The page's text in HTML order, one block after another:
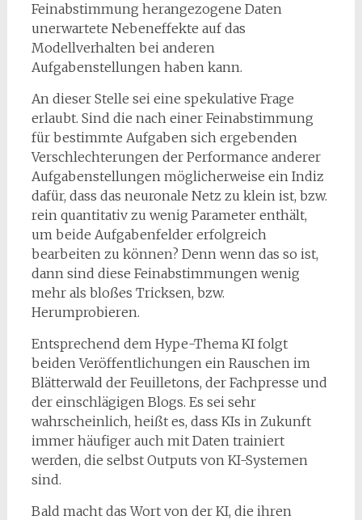
Feinabstimmung herangezogene Daten
unerwartete Nebeneffekte auf das
Modellverhalten bei anderen
Aufgabenstellungen haben kann.
An dieser Stelle sei eine spekulative Frage
erlaubt. Sind die nach einer Feinabstimmung
für bestimmte Aufgaben sich ergebenden
Verschlechterungen der Performance anderer
Aufgabenstellungen möglicherweise ein Indiz
dafür, dass das neuronale Netz zu klein ist, bzw.
rein quantitativ zu wenig Parameter enthält,
um beide Aufgabenfelder erfolgreich
bearbeiten zu können? Denn wenn das so ist,
dann sind diese Feinabstimmungen wenig
mehr als bloßes Tricksen, bzw.
Herumprobieren.
Entsprechend dem Hype-Thema KI folgt
beiden Veröffentlichungen ein Rauschen im
Blätterwald der Feuilletons, der Fachpresse und
der einschlägigen Blogs. Es sei sehr
wahrscheinlich, heißt es, dass KIs in Zukunft
immer häufiger auch mit Daten trainiert
werden, die selbst Outputs von KI-Systemen
sind.
Bald macht das Wort von der KI, die ihren